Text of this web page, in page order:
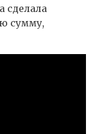
сделала
сумму,